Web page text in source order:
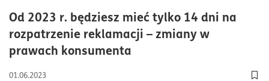
Od 2023 r. będziesz mieć tylko 14 dni na
rozpatrzenie reklamacji – zmiany w
prawach konsumenta
01.06.2023